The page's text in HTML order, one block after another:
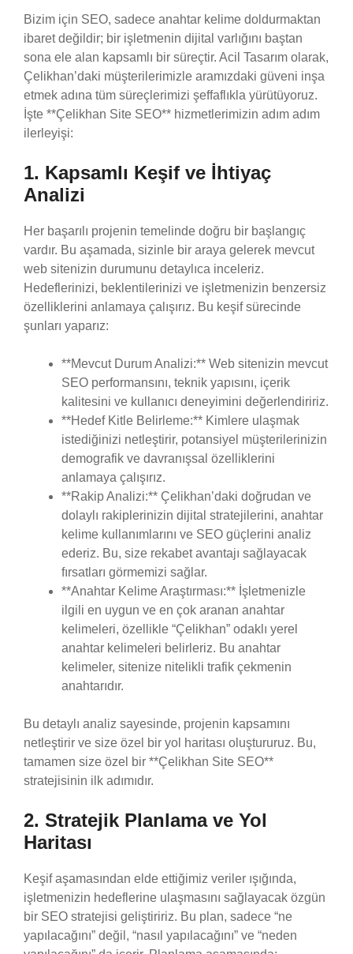
Bizim için SEO, sadece anahtar kelime doldurmaktan
ibaret değildir; bir işletmenin dijital varlığını baştan
sona ele alan kapsamlı bir süreçtir. Acil Tasarım olarak,
Çelikhan’daki müşterilerimizle aramızdaki güveni inşa
etmek adına tüm süreçlerimizi şeffaflıkla yürütüyoruz.
İşte **Çelikhan Site SEO** hizmetlerimizin adım adım
ilerleyişi:
1. Kapsamlı Keşif ve İhtiyaç
Analizi
Her başarılı projenin temelinde doğru bir başlangıç
vardır. Bu aşamada, sizinle bir araya gelerek mevcut
web sitenizin durumunu detaylıca inceleriz.
Hedeflerinizi, beklentilerinizi ve işletmenizin benzersiz
özelliklerini anlamaya çalışırız. Bu keşif sürecinde
şunları yaparız:
**Mevcut Durum Analizi:** Web sitenizin mevcut
SEO performansını, teknik yapısını, içerik
kalitesini ve kullanıcı deneyimini değerlendiririz.
**Hedef Kitle Belirleme:** Kimlere ulaşmak
istediğinizi netleştirir, potansiyel müşterilerinizin
demografik ve davranışsal özelliklerini
anlamaya çalışırız.
**Rakip Analizi:** Çelikhan’daki doğrudan ve
dolaylı rakiplerinizin dijital stratejilerini, anahtar
kelime kullanımlarını ve SEO güçlerini analiz
ederiz. Bu, size rekabet avantajı sağlayacak
fırsatları görmemizi sağlar.
**Anahtar Kelime Araştırması:** İşletmenizle
ilgili en uygun ve en çok aranan anahtar
kelimeleri, özellikle “Çelikhan” odaklı yerel
anahtar kelimeleri belirleriz. Bu anahtar
kelimeler, sitenize nitelikli trafik çekmenin
anahtarıdır.
Bu detaylı analiz sayesinde, projenin kapsamını
netleştirir ve size özel bir yol haritası oluştururuz. Bu,
tamamen size özel bir **Çelikhan Site SEO**
stratejisinin ilk adımıdır.
2. Stratejik Planlama ve Yol
Haritası
Keşif aşamasından elde ettiğimiz veriler ışığında,
işletmenizin hedeflerine ulaşmasını sağlayacak özgün
bir SEO stratejisi geliştiririz. Bu plan, sadece “ne
yapılacağını” değil, “nasıl yapılacağını” ve “neden